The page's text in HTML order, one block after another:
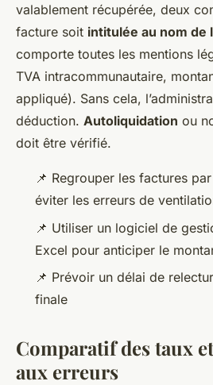
valablement récupérée, deux
facture soit intitulée au nom de
comporte toutes les mentions
TVA intracommunautaire,
appliqué). Sans cela,
déduction. Autoliquidation ou
doit être vérifié.
📌 Regrouper les factures
éviter les erreurs de
📌 Utiliser un logiciel de
Excel pour anticiper le
📌 Prévoir un délai de
finale
Comparatif des taux
aux erreurs